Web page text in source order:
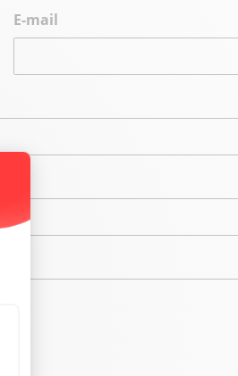
E-mail
Your Options